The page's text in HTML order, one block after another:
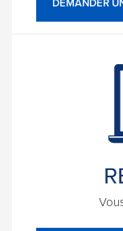
DEMANDER